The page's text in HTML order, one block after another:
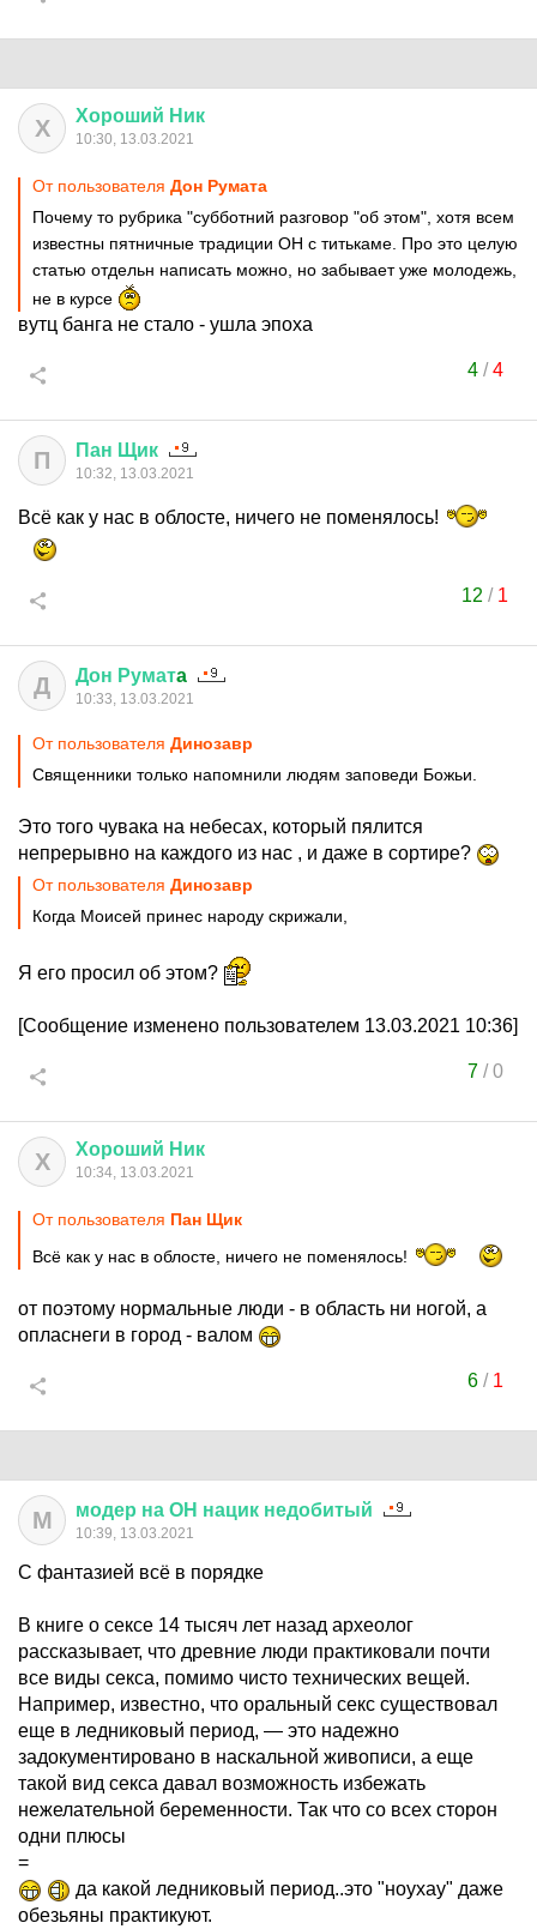
Х Хороший Ник
10:30, 13.03.2021
От пользователя Дон Руматa
Почему то рубрика "субботний разговор "об этом", хотя всем
известны пятничные традиции ОН с титькаме. Про это целую
статью отдельн написать можно, но забывает уже молодежь,
не в курсе
вутц банга не стало - ушла эпоха
4/4
П Пан Щик
10:32, 13.03.2021
Всё как у нас в облосте, ничего не поменялось!
12 / 1
Д Дон Руматa
10:33, 13.03.2021
От пользователя Динозавp
Священники только напомнили людям заповеди Божьи.
Это того чувака на небесах, который пялится
непрерывно на каждого из нас , и даже в сортире?
От пользователя Динозавp
Когда Моисей принес народу скрижали,
Я его просил об этом?
[Сообщение изменено пользователем 13.03.2021 10:36]
7/0
Х Хороший Ник
10:34, 13.03.2021
От пользователя Пан Щик
Всё как у нас в облосте, ничего не поменялось!
от поэтому нормальные люди - в область ни ногой, а
опласнеги в город - валом
6/ 1
М модер на ОН нацик недобитый
10:39, 13.03.2021
С фантазией всё в порядке
В книге о сексе 14 тысяч лет назад археолог
рассказывает, что древние люди практиковали почти
все виды секса, помимо чисто технических вещей.
Например, известно, что оральный секс существовал
еще в ледниковый период, — это надежно
задокументировано в наскальной живописи, а еще
такой вид секса давал возможность избежать
нежелательной беременности. Так что со всех сторон
одни плюсы
=
да какой ледниковый период..это "ноухау" даже
обезьяны практикуют.